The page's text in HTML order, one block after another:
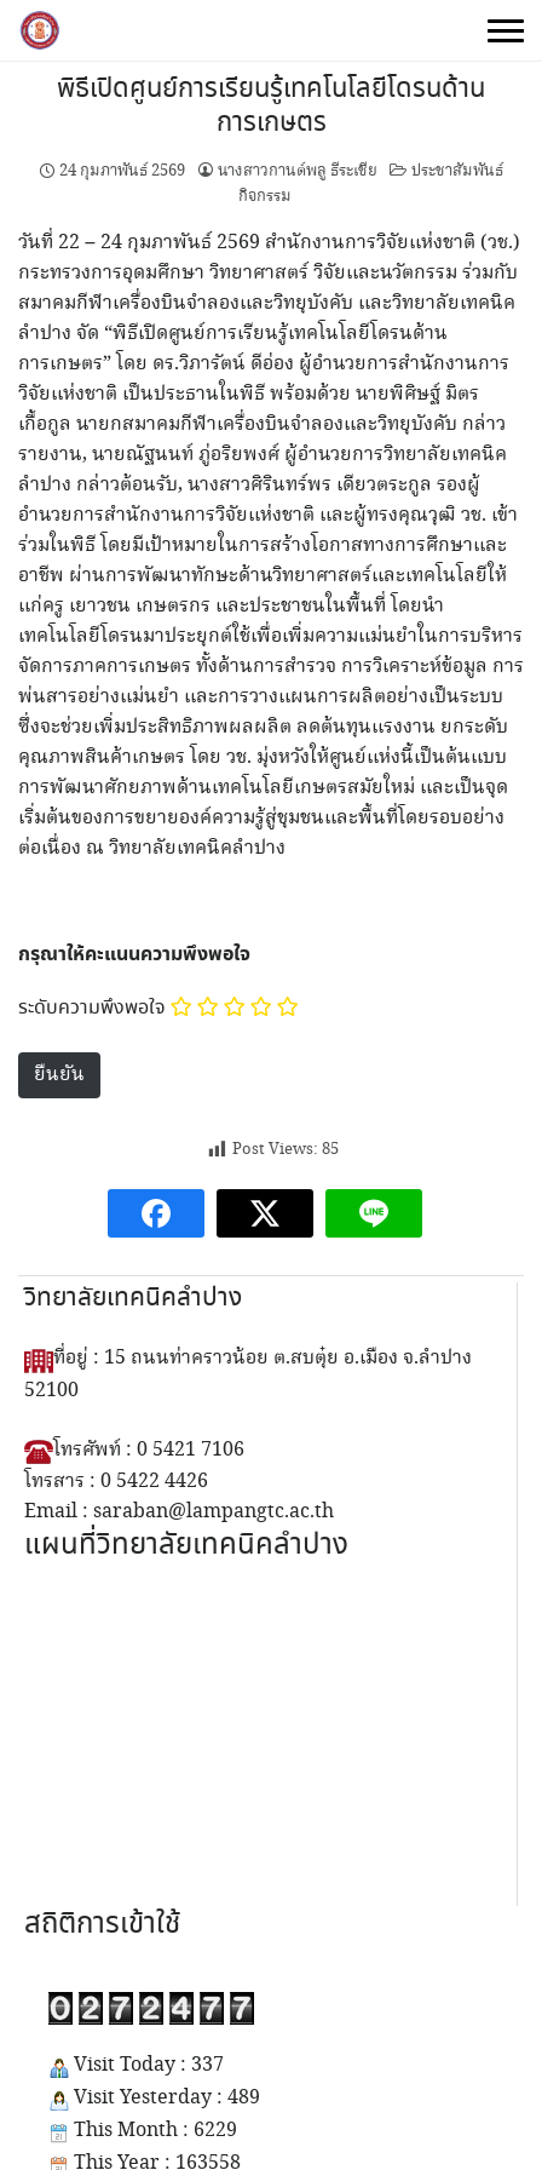
Skip
contentพิธีเปิดศูนย์การเรียนรู้เทคโนโลยีโดรนด้าน
การเกษตร
24 กุมภาพันธ์ 2569 นางสาวกานต์พลู ธีระเชีย
ประชาสัมพันธ์
กิจกรรม
วันที่ 22 – 24 กุมภาพันธ์ 2569 สำนักงานการวิจัยแห่งชาติ (วช.)
กระทรวงการอุดมศึกษา วิทยาศาสตร์ วิจัยและนวัตกรรม ร่วมกับ
สมาคมกีฬาเครื่องบินจำลองและวิทยุบังคับ และวิทยาลัยเทคนิค
ลำปาง จัด “พิธีเปิดศูนย์การเรียนรู้เทคโนโลยีโดรนด้าน
การเกษตร” โดย ดร.วิภารัตน์ ดีอ่อง ผู้อำนวยการสำนักงานการ
วิจัยแห่งชาติ เป็นประธานในพิธี พร้อมด้วย นายพิศิษฐ์ มิตร
เกื้อกูล นายกสมาคมกีฬาเครื่องบินจำลองและวิทยุบังคับ กล่าว
รายงาน, นายณัฐนนท์ ภู่อริยพงศ์ ผู้อำนวยการวิทยาลัยเทคนิค
ลำปาง กล่าวต้อนรับ, นางสาวศิรินทร์พร เดียวตระกูล รองผู้
อำนวยการสำนักงานการวิจัยแห่งชาติ และผู้ทรงคุณวุฒิ วช. เข้า
ร่วมในพิธี โดยมีเป้าหมายในการสร้างโอกาสทางการศึกษาและ
อาชีพ ผ่านการพัฒนาทักษะด้านวิทยาศาสตร์และเทคโนโลยีให้
แก่ครู เยาวชน เกษตรกร และประชาชนในพื้นที่ โดยนำ
เทคโนโลยีโดรนมาประยุกต์ใช้เพื่อเพิ่มความแม่นยำในการบริหาร
จัดการภาคการเกษตร ทั้งด้านการสำรวจ การวิเคราะห์ข้อมูล การ
พ่นสารอย่างแม่นยำ และการวางแผนการผลิตอย่างเป็นระบบ
ซึ่งจะช่วยเพิ่มประสิทธิภาพผลผลิต ลดต้นทุนแรงงาน ยกระดับ
คุณภาพสินค้าเกษตร โดย วช. มุ่งหวังให้ศูนย์แห่งนี้เป็นต้นแบบ
การพัฒนาศักยภาพด้านเทคโนโลยีเกษตรสมัยใหม่ และเป็นจุด
เริ่มต้นของการขยายองค์ความรู้สู่ชุมชนและพื้นที่โดยรอบอย่าง
ต่อเนื่อง ณ วิทยาลัยเทคนิคลำปาง
กรุณาให้คะแนนความพึงพอใจ
ระดับความพึงพอใจ
Post Views: 85
วิทยาลัยเทคนิคลำปาง
ที่อยู่ : 15 ถนนท่าคราวน้อย ต.สบตุ๋ย อ.เมือง จ.ลำปาง
52100
โทรศัพท์ : 0 5421 7106
โทรสาร : 0 5422 4426
Email : saraban@lampangtc.ac.th
แผนที่วิทยาลัยเทคนิคลำปาง
สถิติการเข้าใช้
Visit Today : 337
Visit Yesterday : 489
This Month : 6229
This Year : 163558